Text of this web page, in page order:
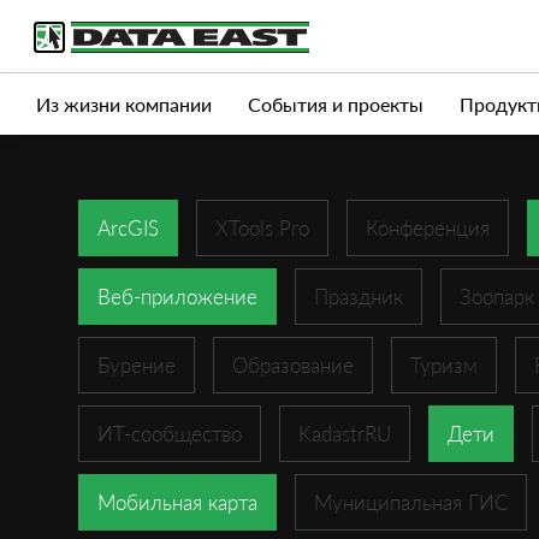
Услуги Продукты Истории успеха
Из жизни компании События и проекты
ArcGIS XTools Pro Конференция
Веб-приложение Праздник Зоопарк
Бурение Образование Туризм
ИТ-сообщество KadastrRU Дети
Мобильная карта Муниципальная ГИС